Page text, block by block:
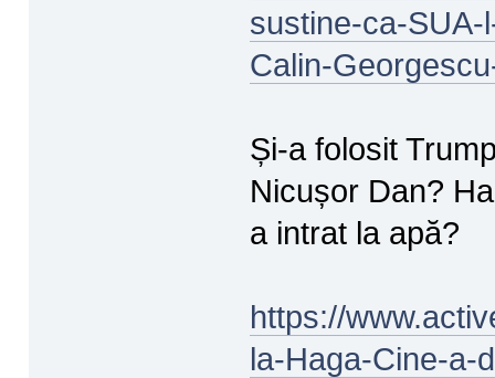
sustine-ca-
Calin-
Și-a folosit
Nicușor Dan?
a intrat la apă?
https://
la-Haga-Cine-a-